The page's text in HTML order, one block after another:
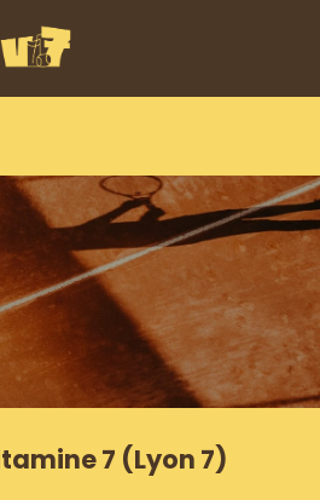
7 (Lyon 7)